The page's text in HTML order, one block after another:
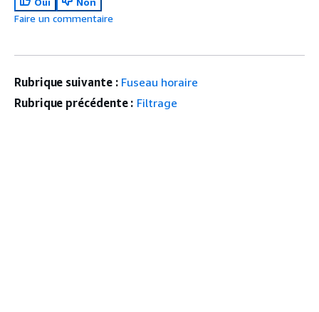
Faire un commentaire
Rubrique suivante : Fuseau horaire
Rubrique précédente : Filtrage